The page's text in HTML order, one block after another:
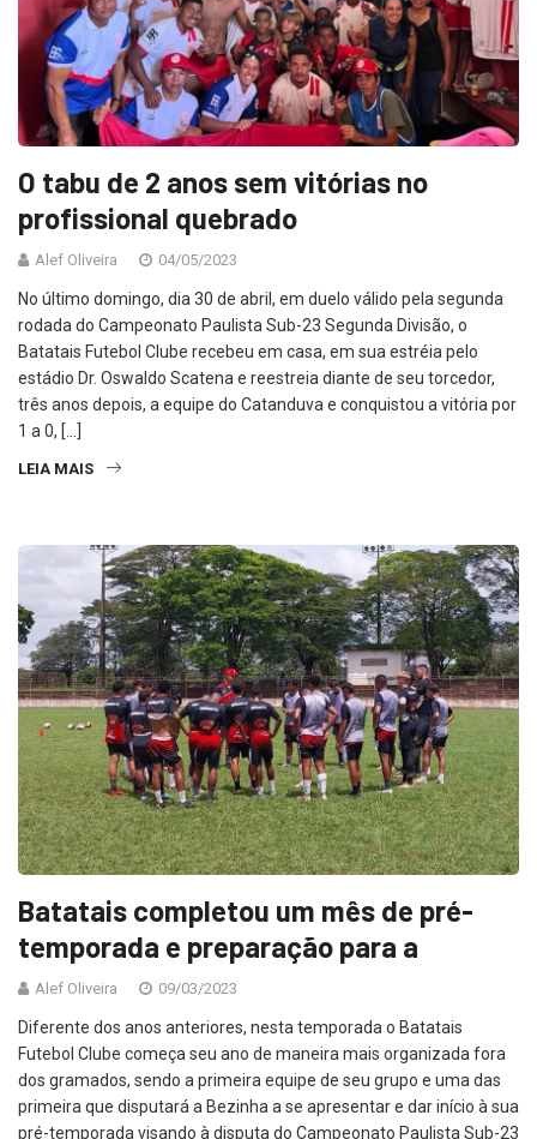
O tabu de 2 anos sem vitórias no
profissional quebrado
Alef Oliveira 04/05/2023
No último domingo, dia 30 de abril, em duelo válido pela segunda
rodada do Campeonato Paulista Sub-23 Segunda Divisão, o
Batatais Futebol Clube recebeu em casa, em sua estréia pelo
estádio Dr. Oswaldo Scatena e reestreia diante de seu torcedor,
três anos depois, a equipe do Catanduva e conquistou a vitória por
1 a 0, […]
LEIA MAIS
Batatais completou um mês de pré-
temporada e preparação para a
Alef Oliveira 09/03/2023
Diferente dos anos anteriores, nesta temporada o Batatais
Futebol Clube começa seu ano de maneira mais organizada fora
dos gramados, sendo a primeira equipe de seu grupo e uma das
primeira que disputará a Bezinha a se apresentar e dar início à sua